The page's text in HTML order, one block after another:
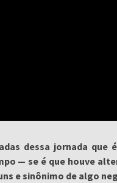
dessa jornada que
— se é que houve
e sinônimo de algo